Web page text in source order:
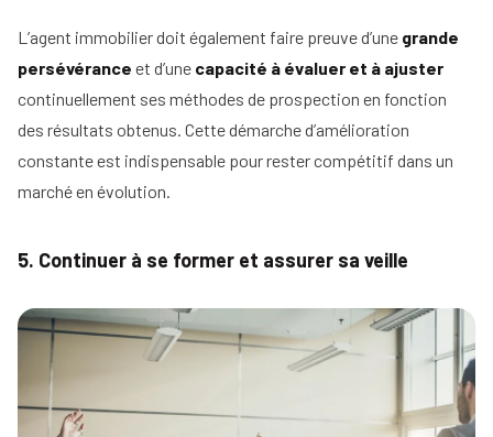
L’agent immobilier doit également faire preuve d’une grande
persévérance et d’une capacité à évaluer et à ajuster
continuellement ses méthodes de prospection en fonction
des résultats obtenus. Cette démarche d’amélioration
constante est indispensable pour rester compétitif dans un
marché en évolution.
5. Continuer à se former et assurer sa veille